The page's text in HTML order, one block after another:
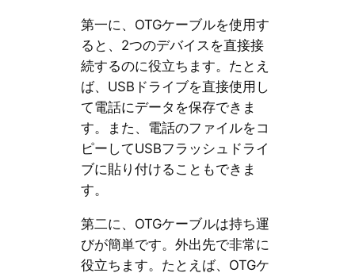
第一に、OTGケーブルを使用す
ると、2つのデバイスを直接接
続するのに役立ちます。たとえ
ば、USBドライブを直接使用し
て電話にデータを保存できま
す。また、電話のファイルをコ
ピーしてUSBフラッシュドライ
ブに貼り付けることもできま
す。
第二に、OTGケーブルは持ち運
びが簡単です。外出先で非常に
役立ちます。たとえば、OTGケ